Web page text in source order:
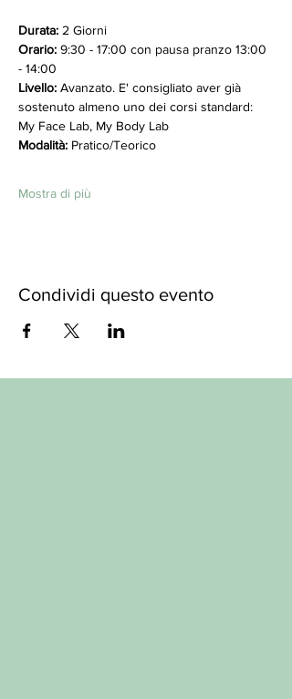
Durata: 2 Giorni
Orario: 9:30 - 17:00 con pausa pranzo 13:00
- 14:00
Livello: Avanzato. E' consigliato aver già
sostenuto almeno uno dei corsi standard:
My Face Lab, My Body Lab
Modalità: Pratico/Teorico
Mostra di più
Condividi questo evento